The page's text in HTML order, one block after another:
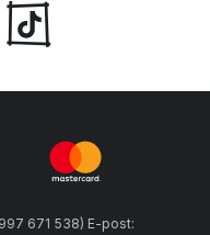
671 538) E-post: